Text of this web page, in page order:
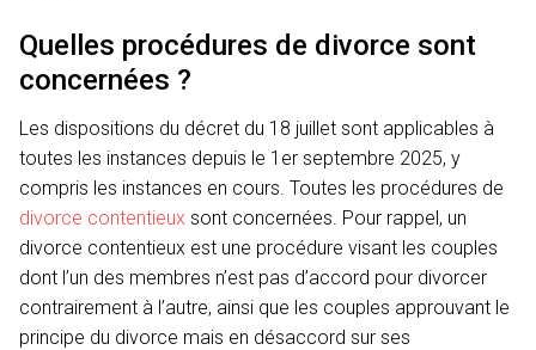
Quelles procédures de divorce sont
concernées ?
Les dispositions du décret du 18 juillet sont applicables à
toutes les instances depuis le 1er septembre 2025, y
compris les instances en cours. Toutes les procédures de
divorce contentieux sont concernées. Pour rappel, un
divorce contentieux est une procédure visant les couples
dont l’un des membres n’est pas d’accord pour divorcer
contrairement à l’autre, ainsi que les couples approuvant le
principe du divorce mais en désaccord sur ses